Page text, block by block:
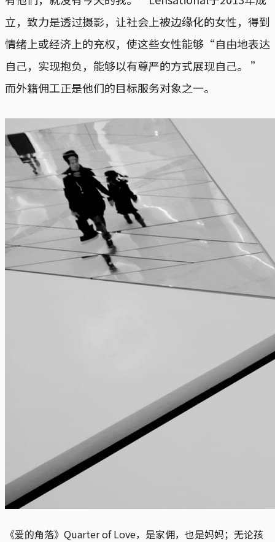
立，致力是透过摄影，让社会上被边缘化的女性，得到
情绪上或经济上的充权，使这些女性能够“自由地表达
自己，实现抱负，能够以有尊严的方式展现自己。 ”
而外籍佣工正是他们的目标服务对象之一。
《爱的角落》Quarter of Love，是家佣，也是妈妈；无论孩